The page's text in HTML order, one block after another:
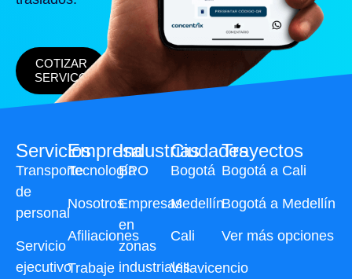
COTIZAR
SERVICO
Servicios
Transporte
de
personal
Servicio
ejecutivo
Industrias
BPO
Empresas
en
zonas
industriales
Ciudades
Bogotá
Medellín
Cali
Villavicencio
Trayectos
Bogotá a Cali
Bogotá a Medellín
Ver más opciones
Empresa
Tecnología
Nosotros
Afiliaciones
Trabaje